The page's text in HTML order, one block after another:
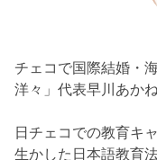
チェコで国際結婚・
洋々」代表早川あかね
日チェコでの教育キ
生かした日本語教育